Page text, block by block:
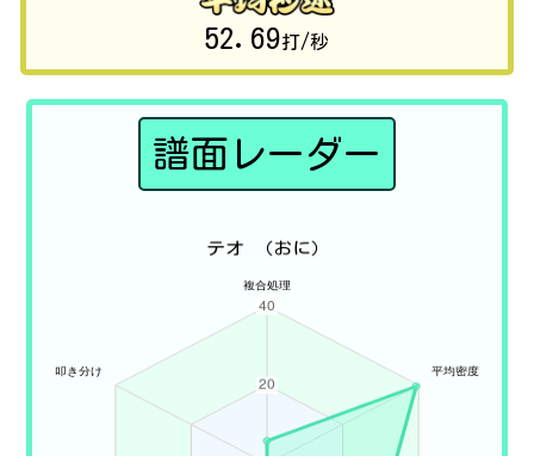
52.69打/秒
譜面レーダー